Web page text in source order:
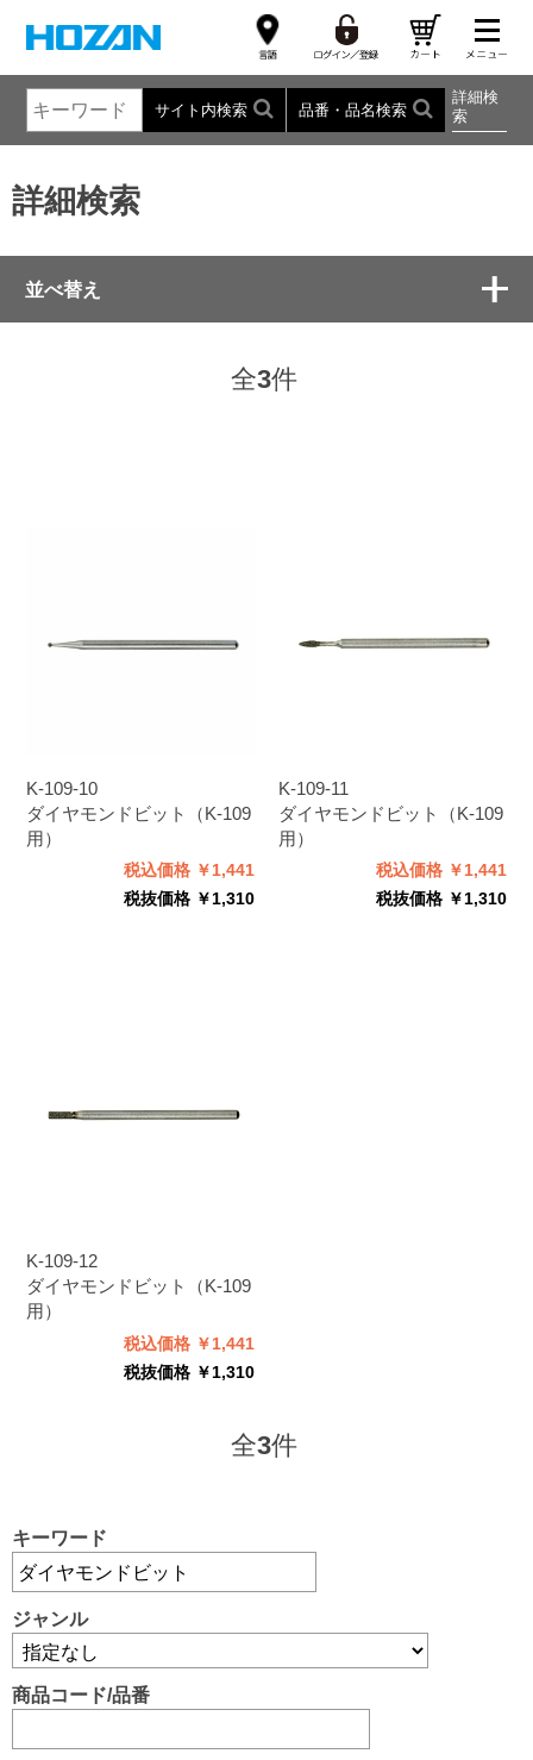
サイト内検索 品番・品名検索
詳細検
索
詳細検索
並べ替え
全3件
K-109-10
ダイヤモンドビット（K-109
用）
税込価格 ￥1,441
税抜価格 ￥1,310
K-109-11
ダイヤモンドビット（K-109
用）
税込価格 ￥1,441
税抜価格 ￥1,310
K-109-12
ダイヤモンドビット（K-109
用）
税込価格 ￥1,441
税抜価格 ￥1,310
全3件
キーワード
ジャンル
商品コード/品番